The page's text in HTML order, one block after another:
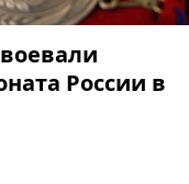
России в